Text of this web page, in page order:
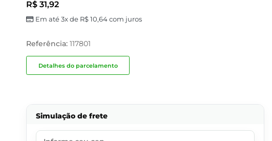
R$31,92
Em até 3x de R$10,64com juros
Referência:117801
Detalhes do parcelamento
Simulação de frete